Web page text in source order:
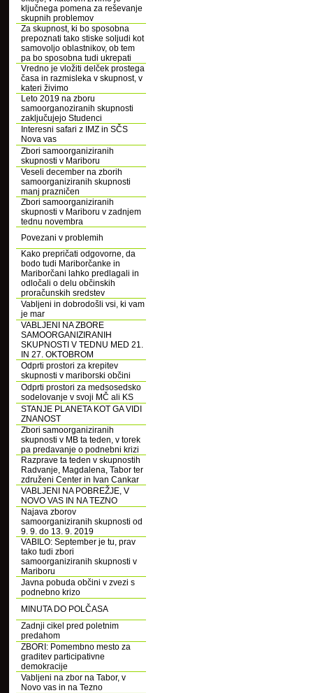
ključnega pomena za reševanje
skupnih problemov
Za skupnost, ki bo sposobna
prepoznati tako stiske soljudi kot
samovoljo oblastnikov, ob tem
pa bo sposobna tudi ukrepati
Vredno je vložiti delček prostega
časa in razmisleka v skupnost, v
kateri živimo
Leto 2019 na zboru
samoorganoziranih skupnosti
zaključujejo Studenci
Interesni safari z IMZ in SČS
Nova vas
Zbori samoorganiziranih
skupnosti v Mariboru
Veseli december na zborih
samoorganiziranih skupnosti
manj prazničen
Zbori samoorganiziranih
skupnosti v Mariboru v zadnjem
tednu novembra
Povezani v problemih
Kako prepričati odgovorne, da
bodo tudi Mariborčanke in
Mariborčani lahko predlagali in
odločali o delu občinskih
proračunskih sredstev
Vabljeni in dobrodošli vsi, ki vam
je mar
VABLJENI NA ZBORE
SAMOORGANIZIRANIH
SKUPNOSTI V TEDNU MED 21.
IN 27. OKTOBROM
Odprti prostori za krepitev
skupnosti v mariborski občini
Odprti prostori za medsosedsko
sodelovanje v svoji MČ ali KS
STANJE PLANETA KOT GA VIDI
ZNANOST
Zbori samoorganiziranih
skupnosti v MB ta teden, v torek
pa predavanje o podnebni krizi
Razprave ta teden v skupnostih
Radvanje, Magdalena, Tabor ter
združeni Center in Ivan Cankar
VABLJENI NA POBREŽJE, V
NOVO VAS IN NA TEZNO
Najava zborov
samoorganiziranih skupnosti od
9. 9. do 13. 9. 2019
VABILO: September je tu, prav
tako tudi zbori
samoorganiziranih skupnosti v
Mariboru
Javna pobuda občini v zvezi s
podnebno krizo
MINUTA DO POLČASA
Zadnji cikel pred poletnim
predahom
ZBORI: Pomembno mesto za
graditev participativne
demokracije
Vabljeni na zbor na Tabor, v
Novo vas in na Tezno